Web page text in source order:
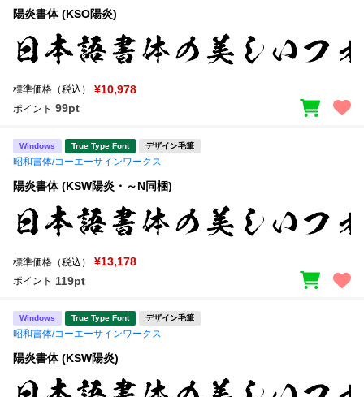
〜
陽炎書体 (KSO陽炎)
標準価格（税込） ¥10,978
ポイント 99pt
Windows True Type Font デザイン毛筆
昭和書体/コーエーサインワークス
陽炎書体 (KSW陽炎・～N同梱)
標準価格（税込） ¥13,178
ポイント 119pt
Windows True Type Font デザイン毛筆
昭和書体/コーエーサインワークス
陽炎書体 (KSW陽炎)